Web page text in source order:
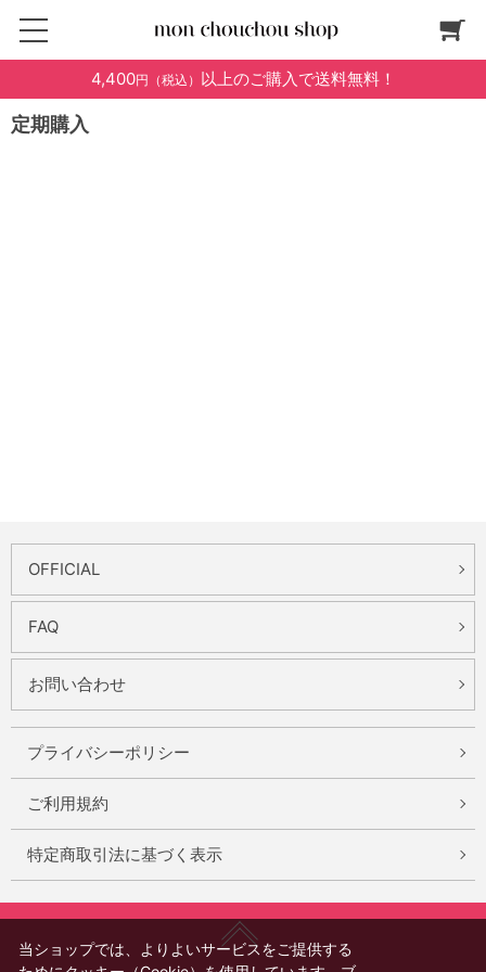
4,400円（税込） 以上のご購入で送料無料！
定期購入
OFFICIAL
FAQ
お問い合わせ
プライバシーポリシー
ご利用規約
特定商取引法に基づく表示
当ショップでは、よりよいサービスをご提供する